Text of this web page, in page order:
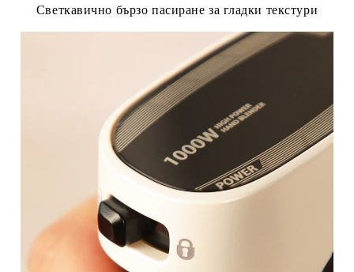
Светкавично бързо пасиране за гладки текстури